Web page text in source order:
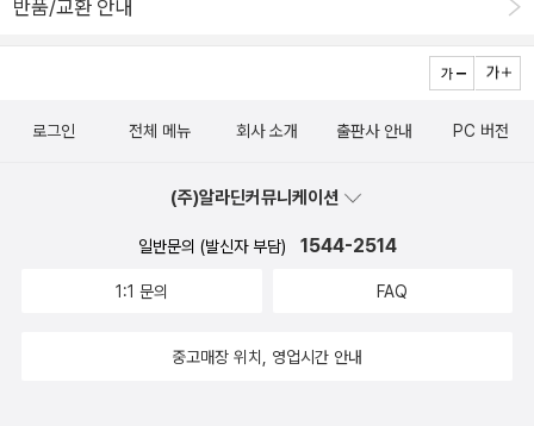
반품/교환 안내
로그인 전체 메뉴 회사 소개 출판사 안내 PC 버전
(주)알라딘커뮤니케이션
일반문의 (발신자 부담) 1544-2514
1:1 문의 FAQ
중고매장 위치, 영업시간 안내